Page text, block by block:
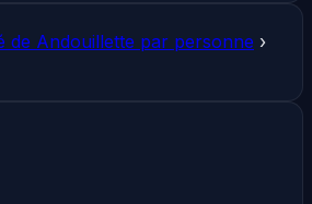
de Andouillette par personne ›